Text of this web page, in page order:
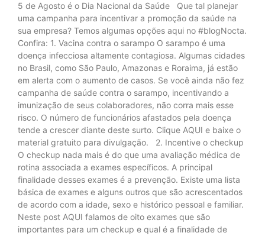
5 de Agosto é o Dia Nacional da Saúde Que tal planejar
uma campanha para incentivar a promoção da saúde na
sua empresa? Temos algumas opções aqui no #blogNocta.
Confira: 1. Vacina contra o sarampo O sarampo é uma
doença infecciosa altamente contagiosa. Algumas cidades
no Brasil, como São Paulo, Amazonas e Roraima, já estão
em alerta com o aumento de casos. Se você ainda não fez
campanha de saúde contra o sarampo, incentivando a
imunização de seus colaboradores, não corra mais esse
risco. O número de funcionários afastados pela doença
tende a crescer diante deste surto. Clique AQUI e baixe o
material gratuito para divulgação. 2. Incentive o checkup
O checkup nada mais é do que uma avaliação médica de
rotina associada a exames específicos. A principal
finalidade desses exames é a prevenção. Existe uma lista
básica de exames e alguns outros que são acrescentados
de acordo com a idade, sexo e histórico pessoal e familiar.
Neste post AQUI falamos de oito exames que são
importantes para um checkup e qual é a finalidade de